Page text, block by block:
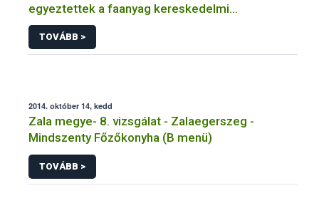
egyeztettek a faanyag kereskedelmi
láncellenőrzésért felelős hatóságok
TOVÁBB >
2014. október 14, kedd
Zala megye- 8. vizsgálat - Zalaegerszeg -
Mindszenty Főzőkonyha (B menü)
TOVÁBB >